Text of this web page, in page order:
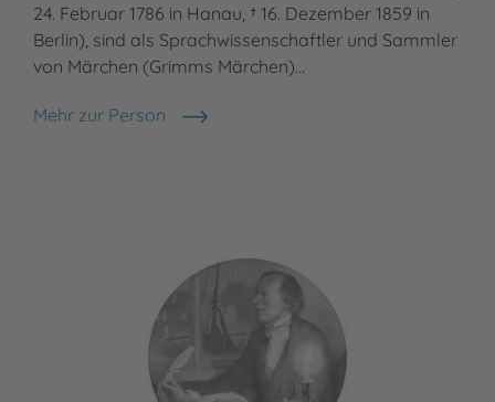
24. Februar 1786 in Hanau, † 16. Dezember 1859 in
Berlin), sind als Sprachwissenschaftler und Sammler
von Märchen (Grimms Märchen)…
Mehr zur Person
Brüder Grimm